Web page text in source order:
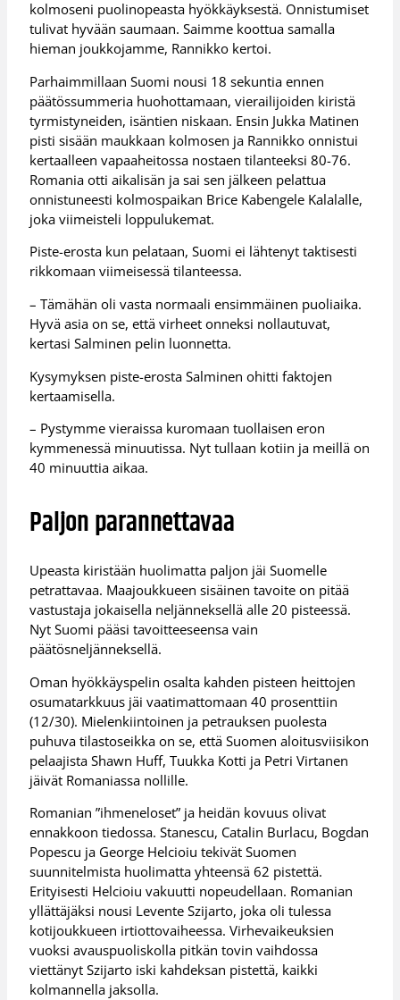
kolmoseni puolinopeasta hyökkäyksestä. Onnistumiset
tulivat hyvään saumaan. Saimme koottua samalla
hieman joukkojamme, Rannikko kertoi.
Parhaimmillaan Suomi nousi 18 sekuntia ennen
päätössummeria huohottamaan, vierailijoiden kiristä
tyrmistyneiden, isäntien niskaan. Ensin Jukka Matinen
pisti sisään maukkaan kolmosen ja Rannikko onnistui
kertaalleen vapaaheitossa nostaen tilanteeksi 80-76.
Romania otti aikalisän ja sai sen jälkeen pelattua
onnistuneesti kolmospaikan Brice Kabengele Kalalalle,
joka viimeisteli loppulukemat.
Piste-erosta kun pelataan, Suomi ei lähtenyt taktisesti
rikkomaan viimeisessä tilanteessa.
– Tämähän oli vasta normaali ensimmäinen puoliaika.
Hyvä asia on se, että virheet onneksi nollautuvat,
kertasi Salminen pelin luonnetta.
Kysymyksen piste-erosta Salminen ohitti faktojen
kertaamisella.
– Pystymme vieraissa kuromaan tuollaisen eron
kymmenessä minuutissa. Nyt tullaan kotiin ja meillä on
40 minuuttia aikaa.
Paljon parannettavaa
Upeasta kiristään huolimatta paljon jäi Suomelle
petrattavaa. Maajoukkueen sisäinen tavoite on pitää
vastustaja jokaisella neljänneksellä alle 20 pisteessä.
Nyt Suomi pääsi tavoitteeseensa vain
päätösneljänneksellä.
Oman hyökkäyspelin osalta kahden pisteen heittojen
osumatarkkuus jäi vaatimattomaan 40 prosenttiin
(12/30). Mielenkiintoinen ja petrauksen puolesta
puhuva tilastoseikka on se, että Suomen aloitusviisikon
pelaajista Shawn Huff, Tuukka Kotti ja Petri Virtanen
jäivät Romaniassa nollille.
Romanian ”ihmeneloset” ja heidän kovuus olivat
ennakkoon tiedossa. Stanescu, Catalin Burlacu, Bogdan
Popescu ja George Helcioiu tekivät Suomen
suunnitelmista huolimatta yhteensä 62 pistettä.
Erityisesti Helcioiu vakuutti nopeudellaan. Romanian
yllättäjäksi nousi Levente Szijarto, joka oli tulessa
kotijoukkueen irtiottovaiheessa. Virhevaikeuksien
vuoksi avauspuoliskolla pitkän tovin vaihdossa
viettänyt Szijarto iski kahdeksan pistettä, kaikki
kolmannella jaksolla.